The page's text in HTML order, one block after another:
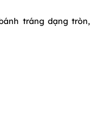
tráng dạng tròn,